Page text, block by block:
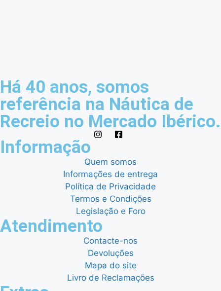
Há 40 anos, somos
referência na Náutica de
Recreio no Mercado Ibérico.
Informação
Quem somos
Informações de entrega
Política de Privacidade
Termos e Condições
Legislação e Foro
Atendimento
Contacte-nos
Devoluções
Mapa do site
Livro de Reclamações